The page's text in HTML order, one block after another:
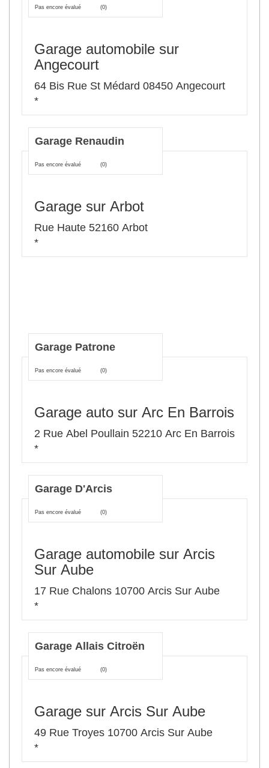
Pas encore évalué (0)
Garage automobile sur
Angecourt
64 Bis Rue St Médard 08450 Angecourt
*
Garage Renaudin
Pas encore évalué (0)
Garage sur Arbot
Rue Haute 52160 Arbot
*
Garage Patrone
Pas encore évalué (0)
Garage auto sur Arc En Barrois
2 Rue Abel Poullain 52210 Arc En Barrois
*
Garage D'Arcis
Pas encore évalué (0)
Garage automobile sur Arcis
Sur Aube
17 Rue Chalons 10700 Arcis Sur Aube
*
Garage Allais Citroën
Pas encore évalué (0)
Garage sur Arcis Sur Aube
49 Rue Troyes 10700 Arcis Sur Aube
*